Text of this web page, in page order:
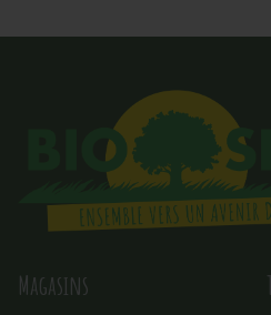
Magasins